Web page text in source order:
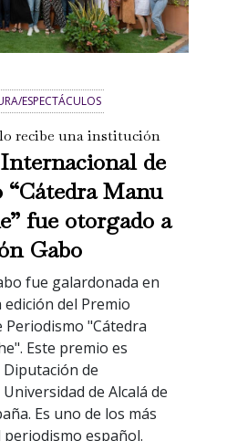
ESPECTÁCULOS
recibe una institución
de
“Cátedra Manu
fue otorgado a
Gabo
fue galardonada en
edición del Premio
"Cátedra
Este premio es
de
de Alcalá de
Es uno de los más
español.